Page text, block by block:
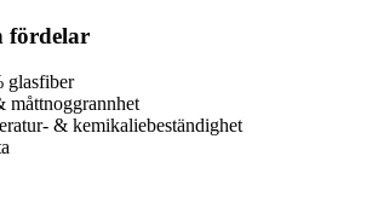
fördelar
glasfiber
måttnoggrannhet
& kemikaliebeständighet